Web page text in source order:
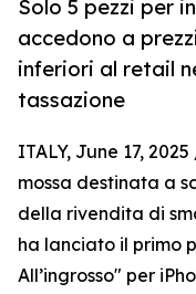
Solo 5 pezzi per
accedono a
inferiori al retail
tassazione
ITALY, June 17,
mossa destinata a
della rivendita di
ha lanciato il primo
All’ingrosso" per